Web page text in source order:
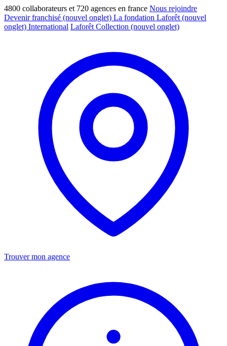
4800 collaborateurs et 720 agences en france Nous rejoindre
Devenir franchisé (nouvel onglet) La fondation Laforêt (nouvel
onglet) International Laforêt Collection (nouvel onglet)
Trouver mon agence